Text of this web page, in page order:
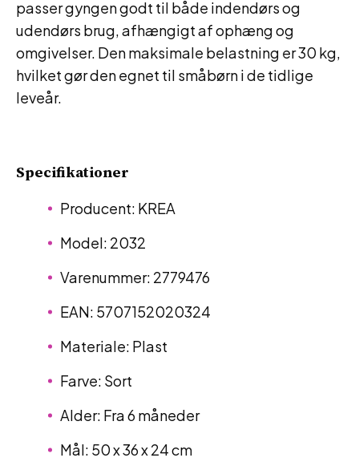
passer gyngen godt til både indendørs og
udendørs brug, afhængigt af ophæng og
omgivelser. Den maksimale belastning er 30 kg,
hvilket gør den egnet til småbørn i de tidlige
leveår.
Specifikationer
Producent: KREA
Model: 2032
Varenummer: 2779476
EAN: 5707152020324
Materiale: Plast
Farve: Sort
Alder: Fra 6 måneder
Mål: 50 x 36 x 24 cm